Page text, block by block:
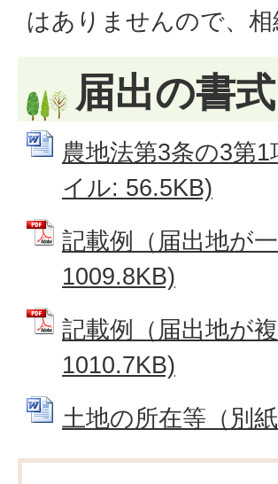
はありませんので、
届出の書式
農地法第3条の3第
イル: 56.5KB)
記載例（届出地が
1009.8KB)
記載例（届出地が
1010.7KB)
土地の所在等（別